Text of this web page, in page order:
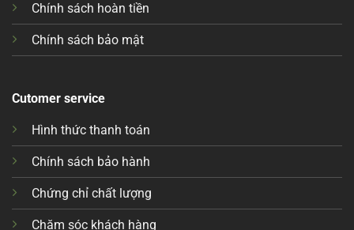
Chính sách hoàn tiền
Chính sách bảo mật
Cutomer service
Hình thức thanh toán
Chính sách bảo hành
Chứng chỉ chất lượng
Chăm sóc khách hàng